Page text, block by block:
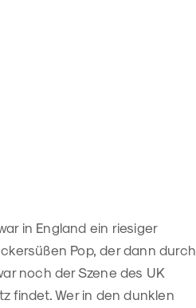
in England ein riesiger
Pop, der dann durch
noch der Szene des UK
findet. Wer in den dunklen